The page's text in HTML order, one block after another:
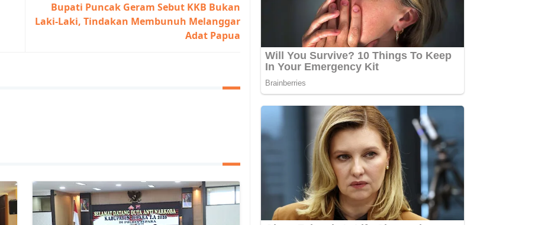
Bupati Puncak Geram Sebut KKB Bukan
Laki-Laki, Tindakan Membunuh Melanggar
Adat Papua